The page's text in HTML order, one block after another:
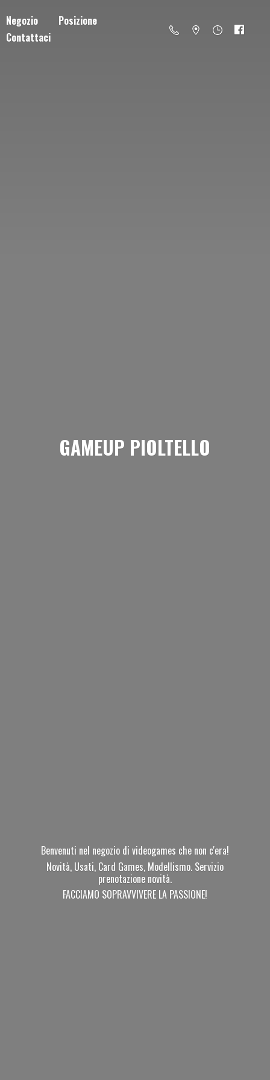
Negozio
Posizione
Contattaci
GAMEUP PIOLTELLO
Benvenuti nel negozio di videogames che non c'era!
Novità, Usati, Card Games, Modellismo. Servizio
prenotazione novità.
FACCIAMO SOPRAVVIVERE LA PASSIONE!